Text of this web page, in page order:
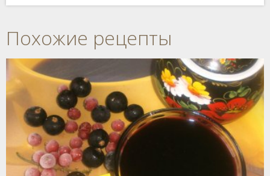
Похожие рецепты